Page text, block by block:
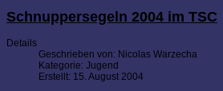
Schnuppersegeln 2004 im TSC
Details
Geschrieben von: Nicolas Warzecha
Kategorie: Jugend
Erstellt: 15. August 2004